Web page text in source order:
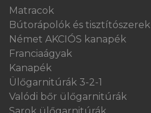
Matracok
Bútorápolók és tisztítószerek
Német AKCIÓS kanapék
Franciaágyak
Kanapék
Ülőgarnitúrák 3-2-1
Valódi bőr ülőgarnitúrák